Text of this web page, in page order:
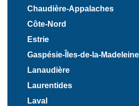
Chaudière-Appalaches
Côte-Nord
Estrie
Gaspésie-Îles-de-la-Madeleine
Lanaudière
Laurentides
Laval